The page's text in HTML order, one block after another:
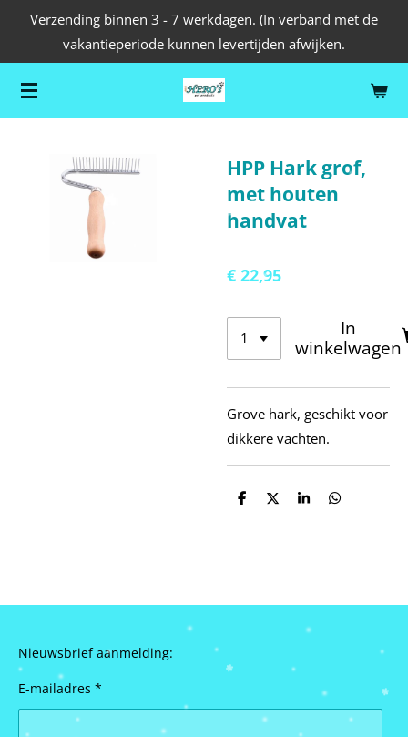
de
hoofdinhoud
Verzending binnen 3 - 7 werkdagen. (In verband met de
vakantieperiode kunnen levertijden afwijken.
HPP Hark grof,
met houten
handvat
€ 22,95
In
winkelwagen
Grove hark, geschikt voor
dikkere vachten.
D
D
S
D
Nieuwsbrief aanmelding:
E-mailadres *